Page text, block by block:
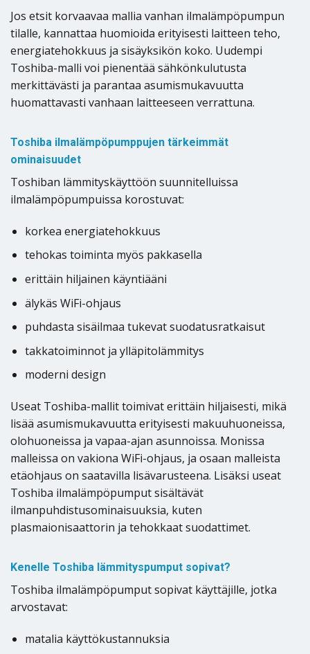
Jos etsit korvaavaa mallia vanhan ilmalämpöpumpun
tilalle, kannattaa huomioida erityisesti laitteen teho,
energiatehokkuus ja sisäyksikön koko. Uudempi
Toshiba-malli voi pienentää sähkönkulutusta
merkittävästi ja parantaa asumismukavuutta
huomattavasti vanhaan laitteeseen verrattuna.
Toshiba ilmalämpöpumppujen tärkeimmät
ominaisuudet
Toshiban lämmityskäyttöön suunnitelluissa
ilmalämpöpumpuissa korostuvat:
korkea energiatehokkuus
tehokas toiminta myös pakkasella
erittäin hiljainen käyntiääni
älykäs WiFi-ohjaus
puhdasta sisäilmaa tukevat suodatusratkaisut
takkatoiminnot ja ylläpitolämmitys
moderni design
Useat Toshiba-mallit toimivat erittäin hiljaisesti, mikä
lisää asumismukavuutta erityisesti makuuhuoneissa,
olohuoneissa ja vapaa-ajan asunnoissa. Monissa
malleissa on vakiona WiFi-ohjaus, ja osaan malleista
etäohjaus on saatavilla lisävarusteena. Lisäksi useat
Toshiba ilmalämpöpumput sisältävät
ilmanpuhdistusominaisuuksia, kuten
plasmaionisaattorin ja tehokkaat suodattimet.
Kenelle Toshiba lämmityspumput sopivat?
Toshiba ilmalämpöpumput sopivat käyttäjille, jotka
arvostavat:
matalia käyttökustannuksia